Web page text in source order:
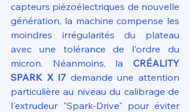
capteurs piézoélectriques de nouvelle
génération, la machine compense les
moindres irrégularités du plateau
avec une tolérance de l'ordre du
micron. Néanmoins, la CRÉALITY
SPARK X I7 demande une attention
particulière au niveau du calibrage de
l'extrudeur "Spark-Drive" pour éviter